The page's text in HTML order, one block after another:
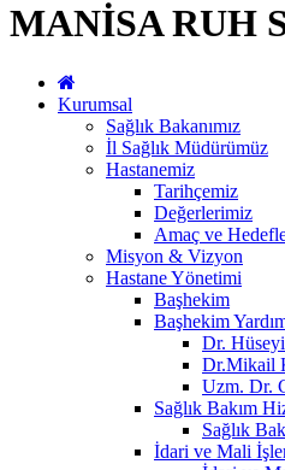
MANİSA RUH
Kurumsal
Sağlık Bakanımız
İl Sağlık Müdürümüz
Hastanemiz
Tarihçemiz
Değerlerimiz
Amaç ve
Misyon & Vizyon
Hastane Yönetimi
Başhekim
Başhekim
Dr.
Dr.Mikail
Uzm. Dr.
Sağlık Bakım
Sağlık
İdari ve Mali